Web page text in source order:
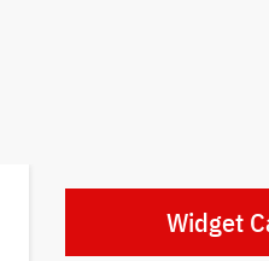
Widget